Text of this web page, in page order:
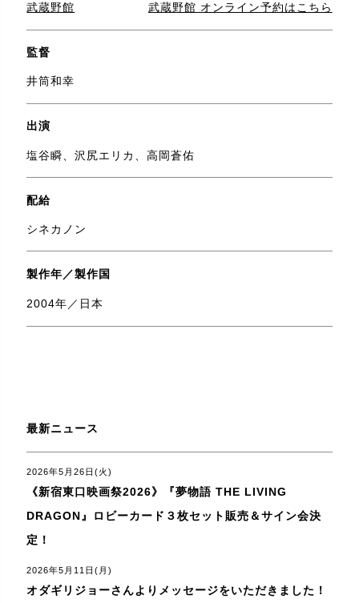
武蔵野館 武蔵野館 オンライン予約はこちら
監督
井筒和幸
出演
塩谷瞬、沢尻エリカ、高岡蒼佑
配給
シネカノン
製作年／製作国
2004年／日本
最新ニュース
2026年5月26日(火)
《新宿東口映画祭2026》『夢物語 THE LIVING
DRAGON』ロビーカード３枚セット販売＆サイン会決
定！
2026年5月11日(月)
オダギリジョーさんよりメッセージをいただきました！